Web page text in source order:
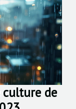
culture de